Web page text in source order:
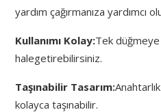
yardım çağırmanıza yardımcı
Kullanımı Kolay:Tek
halegetirebilirsiniz.
Taşınabilir Tasarım:
kolayca taşınabilir.